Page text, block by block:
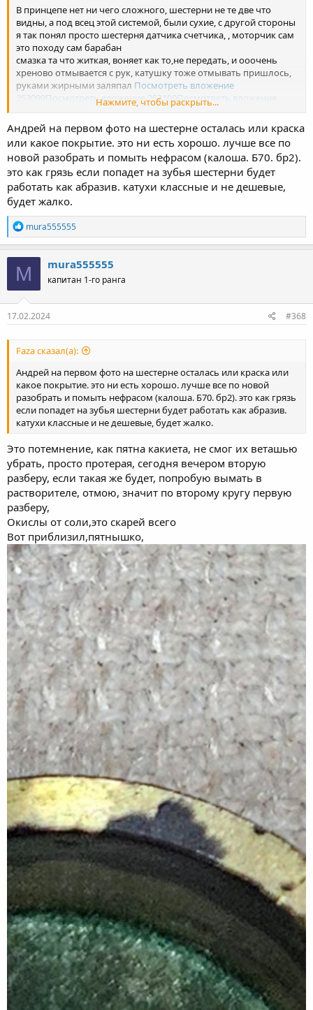
В принцепе нет ни чего сложного, шестерни не те две что
видны, а под всец этой системой, были сухие, с другой стороны
я так понял просто шестерня датчика счетчика, , моторчик сам
это походу сам барабан
смазка та что житкая, воняет как то,не передать, и ооочень
хреново отмывается с рук, катушку тоже отмывать пришлось,
руками жирными заляпал Посмотреть вложение
253099Посмотреть вложение 253100Посмотреть вложение
Посмотреть вложение 253103
Посмотреть вложение
253102
Нажмите, чтобы раскрыть...
Андрей на первом фото на шестерне осталась или краска
или какое покрытие. это ни есть хорошо. лучше все по
новой разобрать и помыть нефрасом (калоша. Б70. бр2).
это как грязь если попадет на зубья шестерни будет
работать как абразив. катухи классные и не дешевые,
будет жалко.
Р
е
а
к
ц
и
и
:
mura555555
M mura555555
капитан 1-го ранга
17.02.2024 #368
Faza сказал(а):
Андрей на первом фото на шестерне осталась или краска или
какое покрытие. это ни есть хорошо. лучше все по новой
разобрать и помыть нефрасом (калоша. Б70. бр2). это как грязь
если попадет на зубья шестерни будет работать как абразив.
катухи классные и не дешевые, будет жалко.
Это потемнение, как пятна какиета, не смог их веташью
убрать, просто протерая, сегодня вечером вторую
разберу, если такая же будет, попробую вымать в
растворителе, отмою, значит по второму кругу первую
разберу,
Окислы от соли,это скарей всего
Вот приблизил,пятнышко,